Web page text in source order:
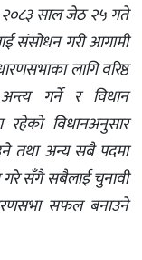
२०८३ साल जेठ २५ गते
संसोधन गरी आगामी
लागि वरिष्ठ
गर्ने र विधान
रहेको विधानअनुसार
तथा अन्य सबै पदमा
गरे सँगै सबैलाई चुनावी
सफल बनाउने